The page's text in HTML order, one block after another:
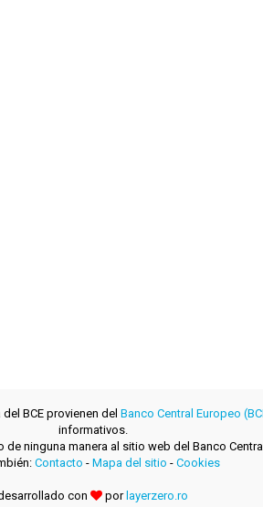
BCE provienen del Banco Central Europeo
informativos.
de ninguna manera al sitio web del Banco
Contacto - Mapa del sitio - Cookies
con por layerzero.ro